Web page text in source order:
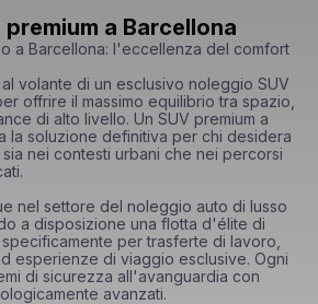
a Barcellona
a Barcellona: l'eccellenza del comfort
volante di un esclusivo noleggio SUV
offrire il massimo equilibrio tra spazio,
di alto livello. Un SUV premium a
la soluzione definitiva per chi desidera
nei contesti urbani che nei percorsi
nel settore del noleggio auto di lusso
a disposizione una flotta d'élite di
per trasferte di lavoro,
esperienze di viaggio esclusive. Ogni
di sicurezza all'avanguardia con
avanzati.